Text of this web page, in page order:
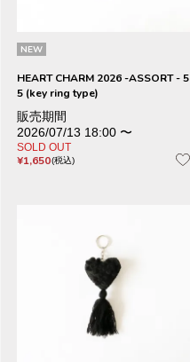
NEW
HEART CHARM 2026 -ASSORT - 5
5 (key ring type)
販売期間
2026/07/13 18:00 〜
SOLD OUT
¥1,650 税込